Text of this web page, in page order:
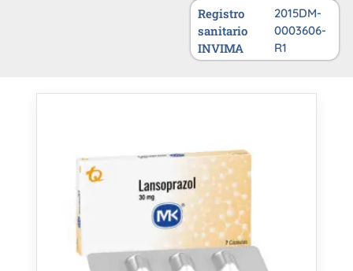
Registro
sanitario
INVIMA
2015DM-
0003606-
R1